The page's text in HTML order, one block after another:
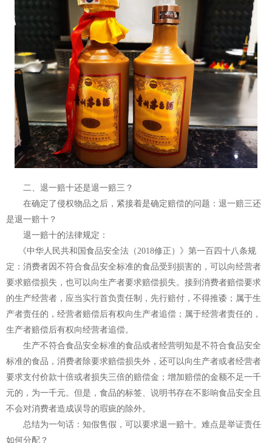
二、退一赔十还是退一赔三？
在确定了侵权物品之后，紧接着是确定赔偿的问题：退一赔三还
是退一赔十？
退一赔十的法律规定：
《中华人民共和国食品安全法（2018修正）》第一百四十八条规
定：消费者因不符合食品安全标准的食品受到损害的，可以向经营者
要求赔偿损失，也可以向生产者要求赔偿损失。接到消费者赔偿要求
的生产经营者，应当实行首负责任制，先行赔付，不得推诿；属于生
产者责任的，经营者赔偿后有权向生产者追偿；属于经营者责任的，
生产者赔偿后有权向经营者追偿。
生产不符合食品安全标准的食品或者经营明知是不符合食品安全
标准的食品，消费者除要求赔偿损失外，还可以向生产者或者经营者
要求支付价款十倍或者损失三倍的赔偿金；增加赔偿的金额不足一千
元的，为一千元。但是，食品的标签、说明书存在不影响食品安全且
不会对消费者造成误导的瑕疵的除外。
总结为一句话：知假售假，可以要求退一赔十。难点是举证责任
如何分配？